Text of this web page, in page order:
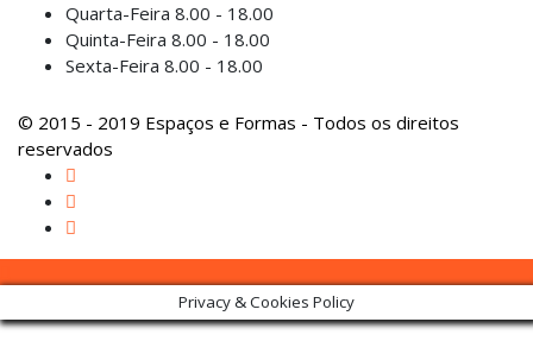
Quarta-Feira 8.00 - 18.00
Quinta-Feira 8.00 - 18.00
Sexta-Feira 8.00 - 18.00
© 2015 - 2019 Espaços e Formas - Todos os direitos
reservados
Privacy & Cookies Policy